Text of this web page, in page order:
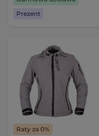
Prezent
Raty za 0%